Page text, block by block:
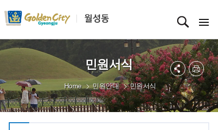
민원서식
Home 민원안내 민원서식